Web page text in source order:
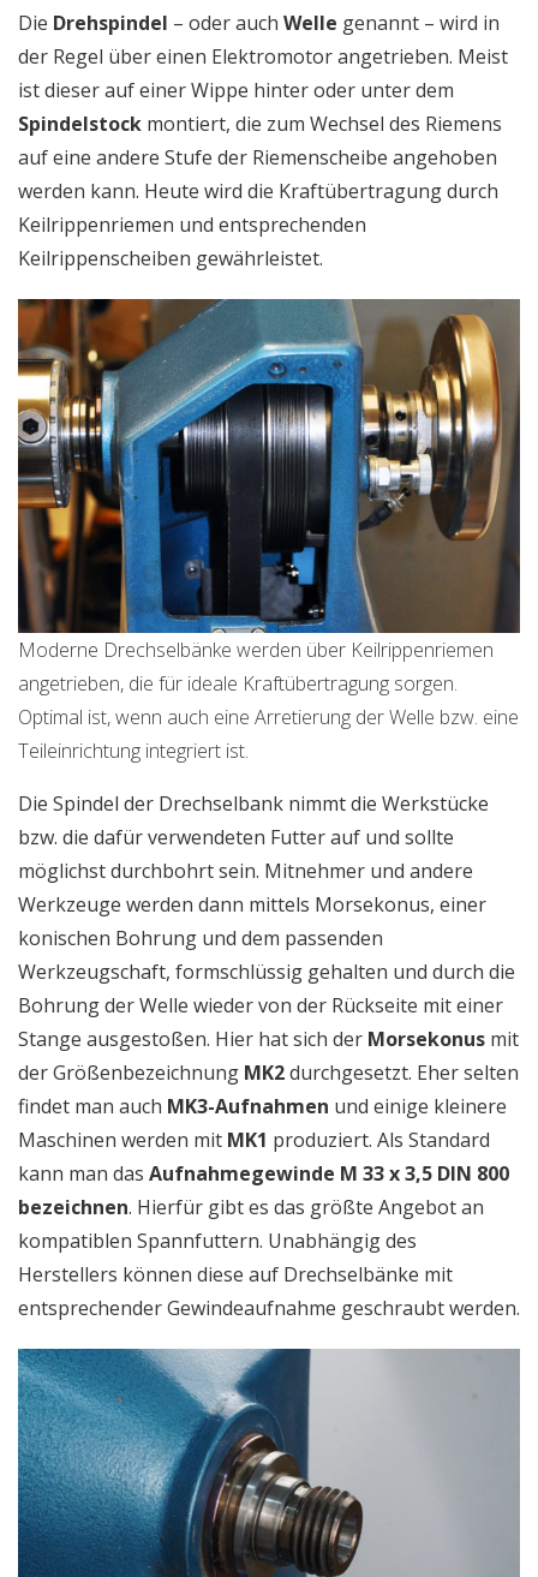
Die Drehspindel – oder auch Welle genannt – wird in
der Regel über einen Elektromotor angetrieben. Meist
ist dieser auf einer Wippe hinter oder unter dem
Spindelstock montiert, die zum Wechsel des Riemens
auf eine andere Stufe der Riemenscheibe angehoben
werden kann. Heute wird die Kraftübertragung durch
Keilrippenriemen und entsprechenden
Keilrippenscheiben gewährleistet.
Moderne Drechselbänke werden über Keilrippenriemen
angetrieben, die für ideale Kraftübertragung sorgen.
Optimal ist, wenn auch eine Arretierung der Welle bzw. eine
Teileinrichtung integriert ist.
Die Spindel der Drechselbank nimmt die Werkstücke
bzw. die dafür verwendeten Futter auf und sollte
möglichst durchbohrt sein. Mitnehmer und andere
Werkzeuge werden dann mittels Morsekonus, einer
konischen Bohrung und dem passenden
Werkzeugschaft, formschlüssig gehalten und durch die
Bohrung der Welle wieder von der Rückseite mit einer
Stange ausgestoßen. Hier hat sich der Morsekonus mit
der Größenbezeichnung MK2durchgesetzt. Eher selten
findet man auch MK3-Aufnahmen und einige kleinere
Maschinen werden mit MK1 produziert. Als Standard
kann man das Aufnahmegewinde M 33 x 3,5 DIN 800
bezeichnen. Hierfür gibt es das größte Angebot an
kompatiblen Spannfuttern. Unabhängig des
Herstellers können diese auf Drechselbänke mit
entsprechender Gewindeaufnahme geschraubt werden.